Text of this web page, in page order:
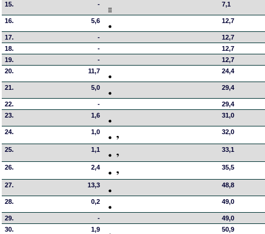
15. - 7,1
16. 5,6 12,7
17. -
12,7
18.
-
12,7
19.
-
12,7
20.
11,7 24,4
21. 5,0 29,4
22. -
29,4
23.
1,6 31,0
24. 1,0 32,0
25. 1,1 33,1
26. 2,4 35,5
27. 13,3 48,8
28. 0,2 49,0
29. -
49,0
30.
1,9 50,9